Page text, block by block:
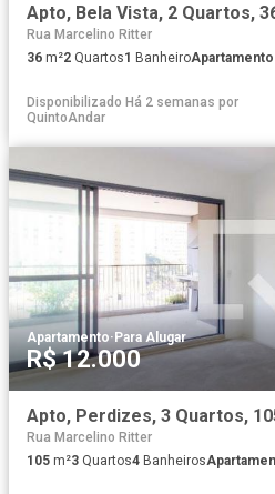
Apto, Bela Vista, 2 Quartos,
Rua Marcelino Ritter
36 m²2 Quartos1 BanheiroApartamento
Disponibilizado Há 2 semanas por
QuintoAndar
Apartamento· Para Alugar
R$ 12.000
Apto, Perdizes, 3 Quartos,
Rua Marcelino Ritter
105 m²3 Quartos4 Banheiros